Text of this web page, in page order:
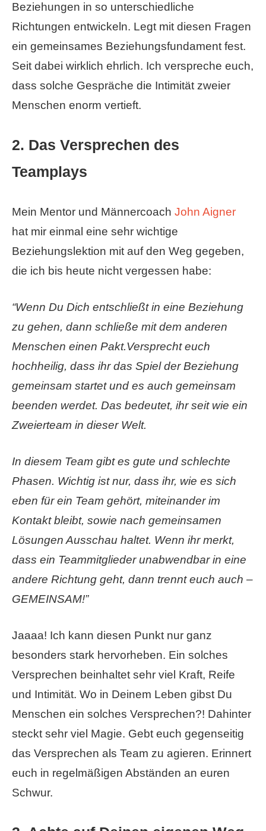
Beziehungen in so unterschiedliche
Richtungen entwickeln. Legt mit diesen Fragen
ein gemeinsames Beziehungsfundament fest.
Seit dabei wirklich ehrlich. Ich verspreche euch,
dass solche Gespräche die Intimität zweier
Menschen enorm vertieft.
2. Das Versprechen des
Teamplays
Mein Mentor und Männercoach John Aigner
hat mir einmal eine sehr wichtige
Beziehungslektion mit auf den Weg gegeben,
die ich bis heute nicht vergessen habe:
“Wenn Du Dich entschließt in eine Beziehung
zu gehen, dann schließe mit dem anderen
Menschen einen Pakt.Versprecht euch
hochheilig, dass ihr das Spiel der Beziehung
gemeinsam startet und es auch gemeinsam
beenden werdet. Das bedeutet, ihr seit wie ein
Zweierteam in dieser Welt.
In diesem Team gibt es gute und schlechte
Phasen. Wichtig ist nur, dass ihr, wie es sich
eben für ein Team gehört, miteinander im
Kontakt bleibt, sowie nach gemeinsamen
Lösungen Ausschau haltet. Wenn ihr merkt,
dass ein Teammitglieder unabwendbar in eine
andere Richtung geht, dann trennt euch auch –
GEMEINSAM!”
Jaaaa! Ich kann diesen Punkt nur ganz
besonders stark hervorheben. Ein solches
Versprechen beinhaltet sehr viel Kraft, Reife
und Intimität. Wo in Deinem Leben gibst Du
Menschen ein solches Versprechen?! Dahinter
steckt sehr viel Magie. Gebt euch gegenseitig
das Versprechen als Team zu agieren. Erinnert
euch in regelmäßigen Abständen an euren
Schwur.